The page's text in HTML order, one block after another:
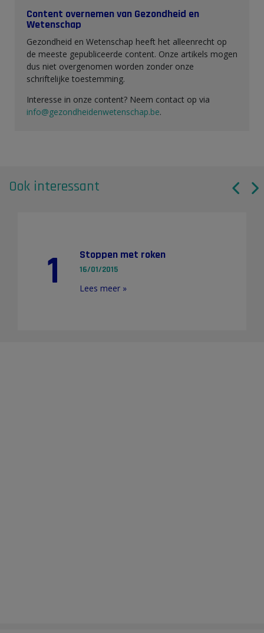
Content overnemen van Gezondheid en
Wetenschap
Gezondheid en Wetenschap heeft het alleenrecht op
de meeste gepubliceerde content. Onze artikels mogen
dus niet overgenomen worden zonder onze
schriftelijke toestemming.
Interesse in onze content? Neem contact op via
info@gezondheidenwetenschap.be.
Ook interessant
1 Stoppen met roken
16/01/2015
Lees meer »